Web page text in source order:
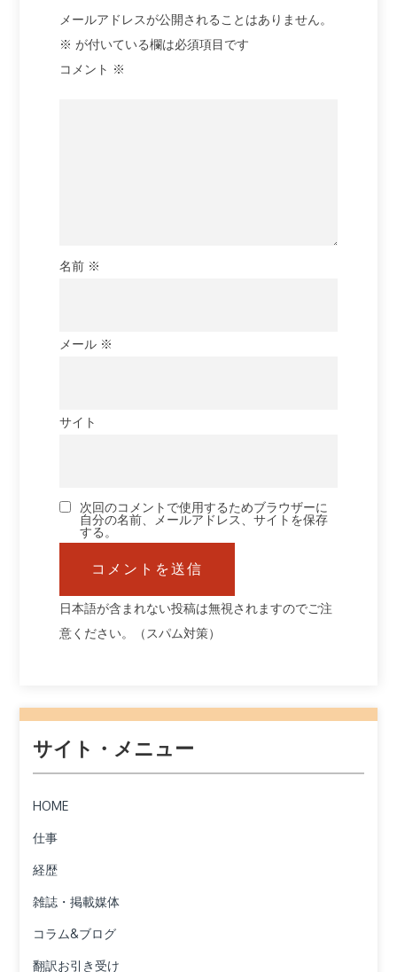
メールアドレスが公開されることはありません。
※ が付いている欄は必須項目です
コメント ※
名前 ※
メール ※
サイト
次回のコメントで使用するためブラウザーに
自分の名前、メールアドレス、サイトを保存
する。
日本語が含まれない投稿は無視されますのでご注
意ください。（スパム対策）
サイト・メニュー
HOME
仕事
経歴
雑誌・掲載媒体
コラム&ブログ
翻訳お引き受け